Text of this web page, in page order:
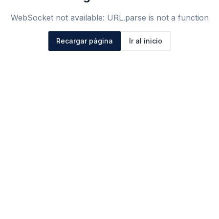
WebSocket not available: URL.parse is not a function
Recargar página Ir al inicio